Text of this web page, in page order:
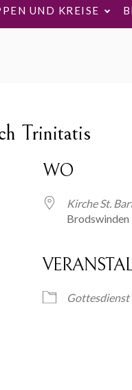
UND KREISE
Trinitatis
WO
Kirche St.
Brodswinden
Gottesdienst